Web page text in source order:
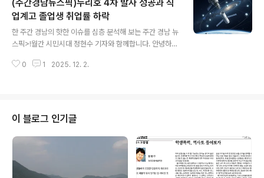
어느 분야에 어느 정도의 예산이 쓰이는지, 또 그 의미를 살
펴보고요,또 최근 국토교통부가 발표한 ‘10월 주택 통계’를
통해 경남의 미분양 아파트 상황을 살펴보도록 하겠습니
다. 2. 먼저 내년 예산안에 대한 개요를 설명해주시죠. 20
산안 처리 기한이 지난 2일이었습니다. 그동안 이 처리 기
(주간경남뉴스픽)누리호 4차 발사 성공과 직
업계고 졸업생 취업률 하락
한 주간 경남의 핫한 이슈를 심층 분석해 보는 주간 경남 뉴
스픽>!월간 시민시대 정현수 기자와 함께합니다. 안녕하세
27일 새벽에 한국형발사체 누리호가 전남고흥 나로우주센
이루어졌다는 점에서 큰 의미를 가지는데 이 사안을 먼저
다루고요, 그리고 경남 직업계 고등학교의 취업률이 하락
하고 있는데, 어느 정도인지, 그 이유는 무엇인지 짚어보도
록 하겠습니다. 2. 알겠습니다. 그럼 먼저 지난 27일 누리
호 4차 발사 성공 소식부터 듣도록 하죠. 발사 성공 개요와
의미를 먼저 짚어주시죠...
0 1 2025. 12. 2.
이 블로그 인기글